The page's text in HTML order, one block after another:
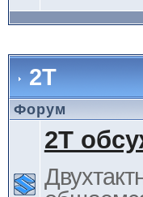
2Т
Форум
2Т